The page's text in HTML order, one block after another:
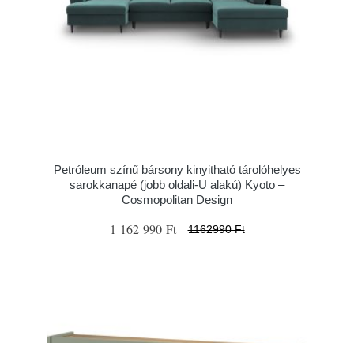
Petróleum színű bársony kinyitható tárolóhelyes
sarokkanapé (jobb oldali-U alakú) Kyoto –
Cosmopolitan Design
1 162 990 Ft 1162990 Ft